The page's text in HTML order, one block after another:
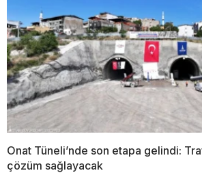
Onat Tüneli’nde son etapa gelindi:
çözüm sağlayacak